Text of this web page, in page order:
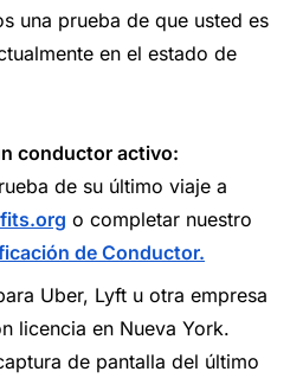
una prueba de que usted es
en el estado de
conductor activo:
de su último viaje a
o completar nuestro
de Conductor.
Uber, Lyft u otra empresa
licencia en Nueva York.
de pantalla del último